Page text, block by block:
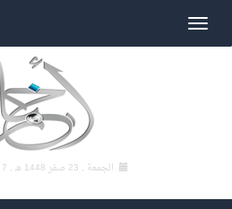
الجمعة , 23 صفر 1448 هـ , 7 أغسطس 2026 م